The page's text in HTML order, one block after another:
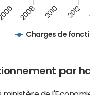
Charges de
2008 2010 2012
par